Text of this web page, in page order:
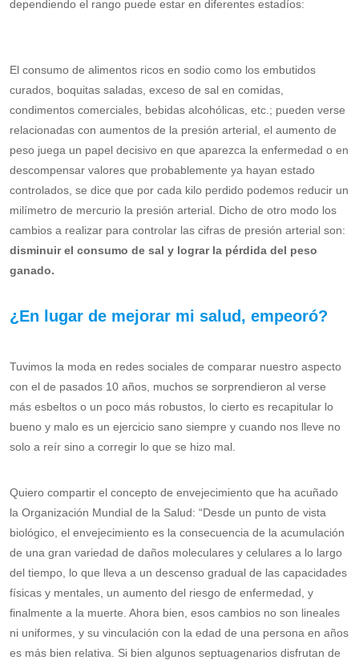
dependiendo el rango puede estar en diferentes estadíos:
El consumo de alimentos ricos en sodio como los embutidos
curados, boquitas saladas, exceso de sal en comidas,
condimentos comerciales, bebidas alcohólicas, etc.; pueden verse
relacionadas con aumentos de la presión arterial, el aumento de
peso juega un papel decisivo en que aparezca la enfermedad o en
descompensar valores que probablemente ya hayan estado
controlados, se dice que por cada kilo perdido podemos reducir un
milímetro de mercurio la presión arterial. Dicho de otro modo los
cambios a realizar para controlar las cifras de presión arterial son:
disminuir el consumo de sal y lograr la pérdida del peso
ganado.
¿En lugar de mejorar mi salud, empeoró?
Tuvimos la moda en redes sociales de comparar nuestro aspecto
con el de pasados 10 años, muchos se sorprendieron al verse
más esbeltos o un poco más robustos, lo cierto es recapitular lo
bueno y malo es un ejercicio sano siempre y cuando nos lleve no
solo a reír sino a corregir lo que se hizo mal.
Quiero compartir el concepto de envejecimiento que ha acuñado
la Organización Mundial de la Salud: “Desde un punto de vista
biológico, el envejecimiento es la consecuencia de la acumulación
de una gran variedad de daños moleculares y celulares a lo largo
del tiempo, lo que lleva a un descenso gradual de las capacidades
físicas y mentales, un aumento del riesgo de enfermedad, y
finalmente a la muerte. Ahora bien, esos cambios no son lineales
ni uniformes, y su vinculación con la edad de una persona en años
es más bien relativa. Si bien algunos septuagenarios disfrutan de